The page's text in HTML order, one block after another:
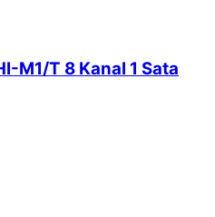
M1/T 8 Kanal 1 Sata